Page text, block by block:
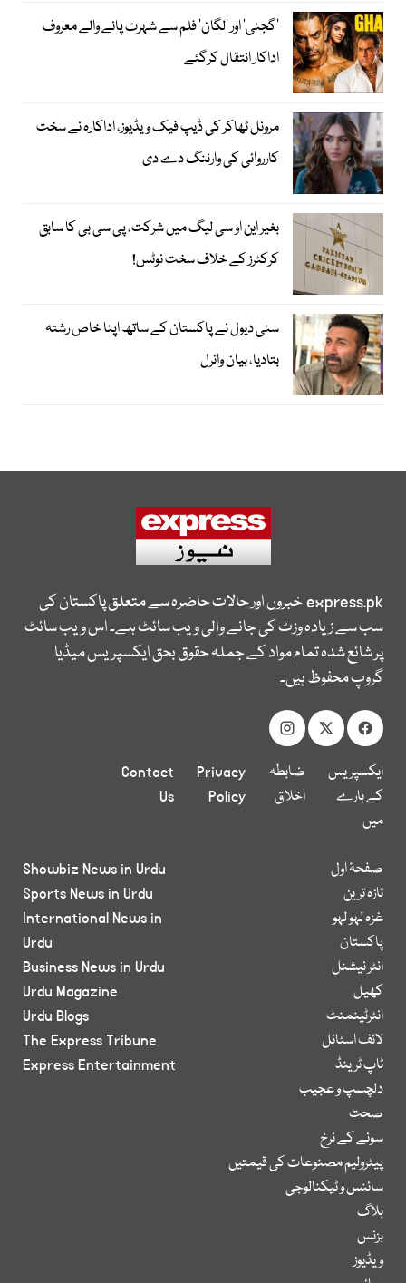
’گجنی‘ اور ’لگان‘ فلم سے شہرت پانے والے معروف
اداکار انتقال کرگئے
مرونل ٹھاکر کی ڈیپ فیک ویڈیوز، اداکارہ نے سخت
کارروائی کی وارننگ دے دی
بغیر این او سی لیگ میں شرکت، پی سی بی کا سابق
کرکٹرز کے خلاف سخت نوٹس!
سنی دیول نے پاکستان کے ساتھ اپنا خاص رشتہ
بتادیا، بیان وائرل
express.pkخبروں اور حالات حاضرہ سے متعلق پاکستان کی
سب سے زیادہ وزٹ کی جانے والی ویب سائٹ ہے۔ اس ویب سائٹ
پر شائع شدہ تمام مواد کے جملہ حقوق بحق ایکسپریس میڈیا
گروپ محفوظ ہیں۔
ایکسپریس
کے بارے
میں
ضابطہ
اخلاق
Privacy
Policy
Contact
Us
صفحۂ اول
تازہ ترین
غزہ لہو لہو
پاکستان
انٹر نیشنل
کھیل
انٹرٹینمنٹ
لائف اسٹائل
ٹاپ ٹرینڈ
دلچسپ و عجیب
صحت
سونے کے نرخ
پیٹرولیم مصنوعات کی قیمتیں
سائنس و ٹیکنالوجی
بلاگ
بزنس
ویڈیوز
Showbiz News in Urdu
Sports News in Urdu
International News in
Urdu
Business News in Urdu
Urdu Magazine
Urdu Blogs
The Express Tribune
Express Entertainment